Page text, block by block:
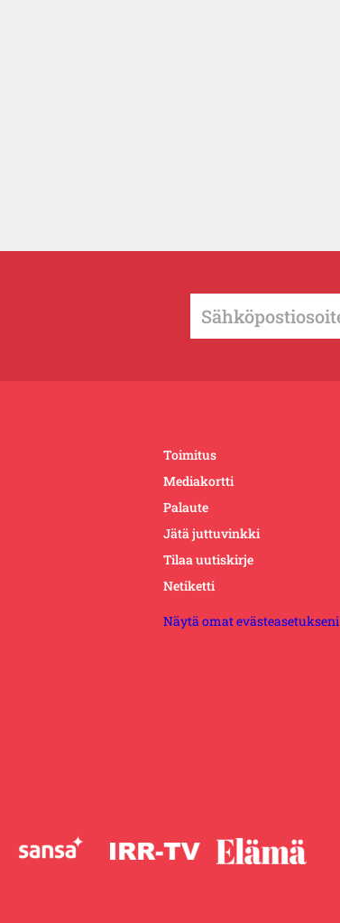
Toimitus
Mediakortti
Palaute
Jätä juttuvinkki
Tilaa uutiskirje
Netiketti
Näytä omat evästeasetukseni